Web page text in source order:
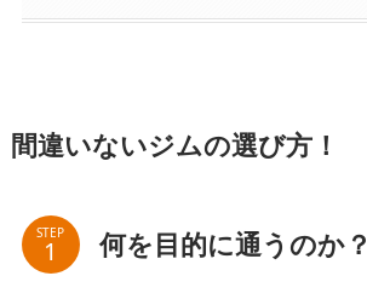
間違いないジムの選び方！
STEP 何を目的に通うのか？